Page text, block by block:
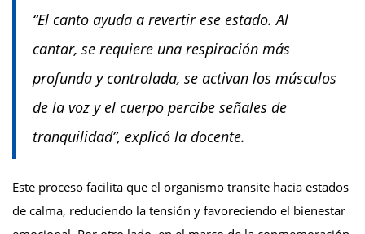
“El canto ayuda a revertir ese estado. Al
cantar, se requiere una respiración más
profunda y controlada, se activan los músculos
de la voz y el cuerpo percibe señales de
tranquilidad”, explicó la docente.
Este proceso facilita que el organismo transite hacia estados
de calma, reduciendo la tensión y favoreciendo el bienestar